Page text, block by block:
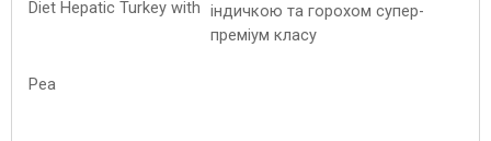
індичкою та горохом супер-
преміум класу